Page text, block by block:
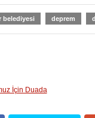
belediyesi deprem
İçin Duada